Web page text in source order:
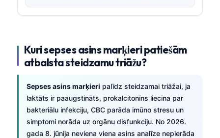
Kuri sepses asins marķieri patiešām
atbalsta steidzamu triāžu?
Sepses asins marķieri palīdz steidzamai triāžai, ja
laktāts ir paaugstināts, prokalcitonīns liecina par
bakteriālu infekciju, CBC parāda imūno stresu un
simptomi norāda uz orgānu disfunkciju. No 2026.
gada 8. jūnija neviena viena asins analīze nepierāda